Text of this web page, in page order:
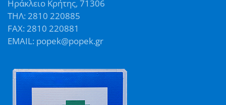
Ηράκλειο Κρήτης, 71306
ΤΗΛ: 2810 220885
FAX: 2810 220881
EMAIL: popek@popek.gr